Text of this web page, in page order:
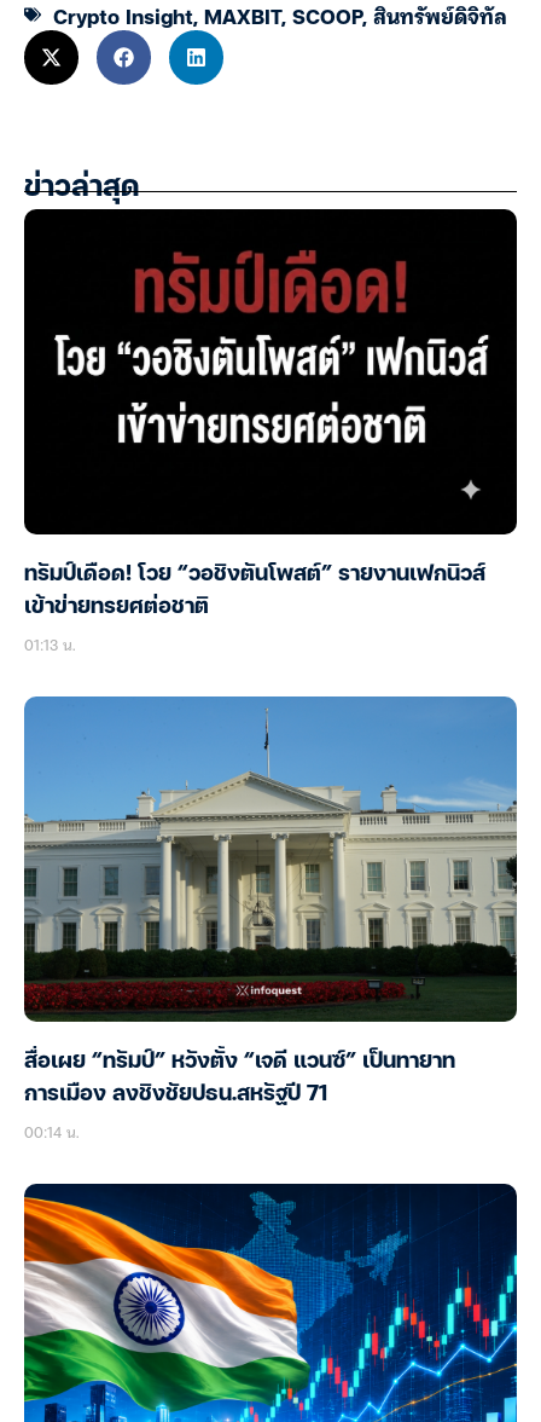
Crypto Insight,MAXBIT,SCOOP,สินทรัพย์ดิจิทัล
ข่าวล่าสุด
ทรัมป์เดือด! โวย “วอชิงตันโพสต์” รายงานเฟกนิวส์
เข้าข่ายทรยศต่อชาติ
01:13 น.
สื่อเผย “ทรัมป์” หวังตั้ง “เจดี แวนซ์” เป็นทายาท
การเมือง ลงชิงชัยปธน.สหรัฐปี 71
00:14 น.